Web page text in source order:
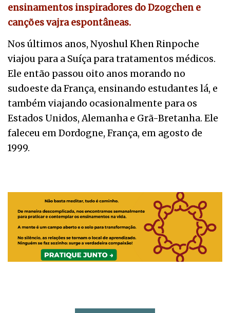
ensinamentos inspiradores do Dzogchen e
canções vajra espontâneas.
Nos últimos anos, Nyoshul Khen Rinpoche
viajou para a Suíça para tratamentos médicos.
Ele então passou oito anos morando no
sudoeste da França, ensinando estudantes lá, e
também viajando ocasionalmente para os
Estados Unidos, Alemanha e Grã-Bretanha. Ele
faleceu em Dordogne, França, em agosto de
1999.